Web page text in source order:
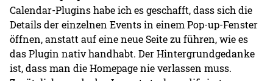
Calendar-Plugins habe ich es geschafft, dass sich die
Details der einzelnen Events in einem Pop-up-Fenster
öffnen, anstatt auf eine neue Seite zu führen, wie es
das Plugin nativ handhabt. Der Hintergrundgedanke
ist, dass man die Homepage nie verlassen muss.